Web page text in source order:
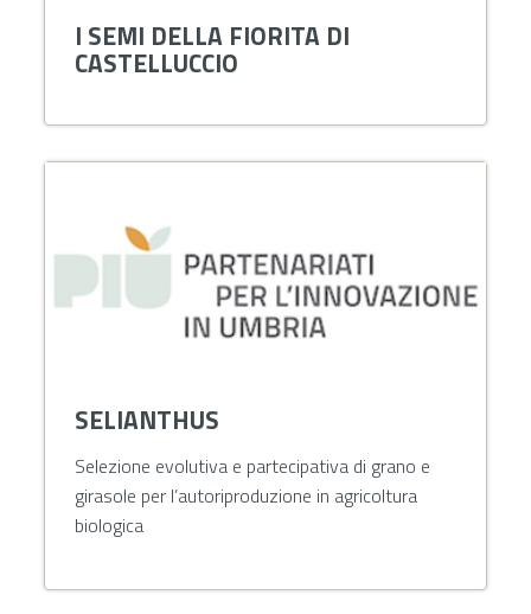
I SEMI DELLA FIORITA DI
CASTELLUCCIO
SELIANTHUS
Selezione evolutiva e partecipativa di grano e
girasole per l’autoriproduzione in agricoltura
biologica